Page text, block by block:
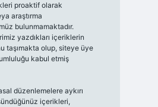
proaktif olarak
araştırma
bulunmamaktadır.
yazdıkları içeriklerin
taşımakta olup, siteye üye
kabul etmiş
düzenlemelere aykırı
içerikleri,